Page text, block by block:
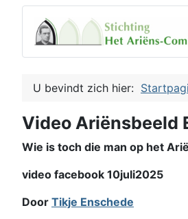
U bevindt zich hier:
Video Ariënsbeeld
Wie is toch die man op het
video facebook 10juli2025
Door Tikje Enschede